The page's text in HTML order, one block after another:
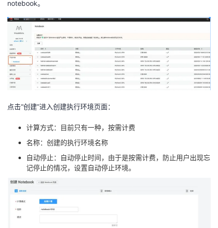
notebook。
点击“创建”进入创建执行环境⻚面：
计算方式：目前只有一种，按需计费
名称：创建的执行环境名称
自动停止：自动停止时间，由于是按需计费，防止用户出现忘
记停止的情况，设置自动停止环境。